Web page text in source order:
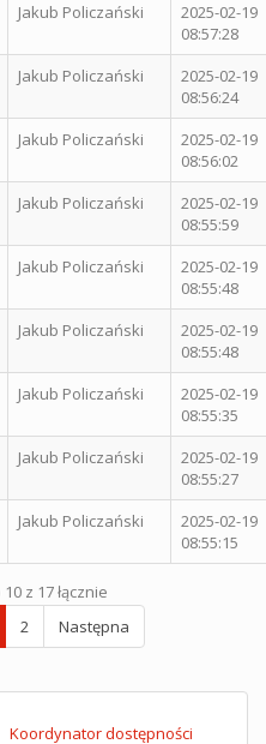
Jakub Policzański
2025-02-19
08:57:28
Jakub Policzański
2025-02-19
08:56:24
Jakub Policzański
2025-02-19
08:56:02
Jakub Policzański
2025-02-19
08:55:59
Jakub Policzański
2025-02-19
08:55:48
Jakub Policzański
2025-02-19
08:55:48
Jakub Policzański
2025-02-19
08:55:35
Jakub Policzański
2025-02-19
08:55:27
Jakub Policzański
2025-02-19
08:55:15
z 17 łącznie
2 Następna
Koordynator dostępności